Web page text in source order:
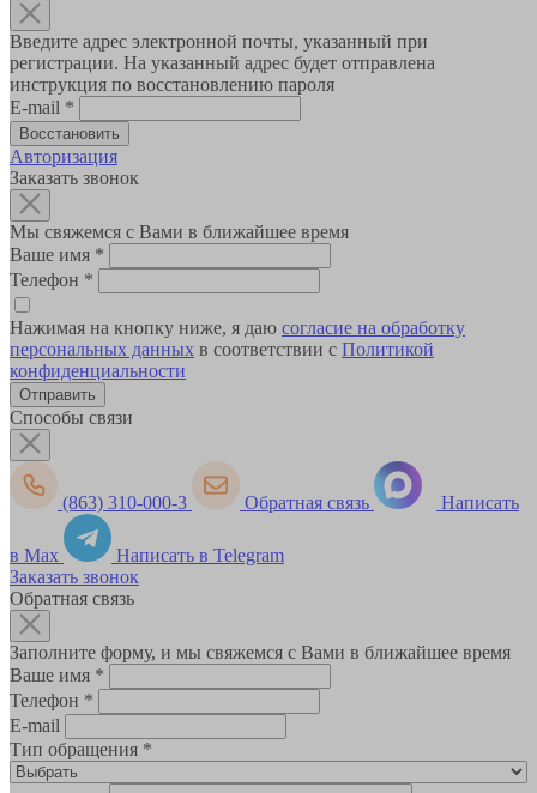
Введите адрес электронной почты, указанный при
регистрации. На указанный адрес будет отправлена
инструкция по восстановлению пароля
E-mail *
Авторизация
Заказать звонок
Мы свяжемся с Вами в ближайшее время
Ваше имя *
Телефон *
Нажимая на кнопку ниже, я даю согласие на обработку
персональных данных в соответствии с Политикой
конфиденциальности
Способы связи
(863) 310-000-3 Обратная связь Написать
в Max
Написать в Telegram
Заказать звонок
Обратная связь
Заполните форму, и мы свяжемся с Вами в ближайшее время
Ваше имя *
Телефон *
E-mail
Тип обращения *